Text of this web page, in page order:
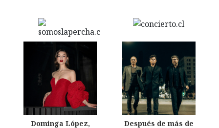
Dominga López,
Después de más de